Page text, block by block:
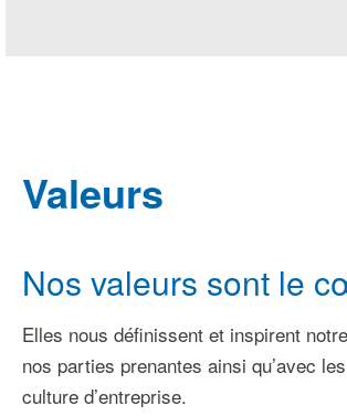
Valeurs
Nos valeurs sont le
Elles nous définissent et inspirent
nos parties prenantes ainsi qu’avec
culture d’entreprise.